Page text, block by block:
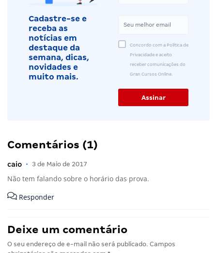
Cadastre-se e
receba as
notícias em
destaque da
semana, dicas,
novidades e
muito mais.
Concordo com a Política de
Privacidade e aceito
receber comunicações do
Gran Cursos Online.
Comentários (1)
caio • 3 de Maio de 2017
Não tem falando sobre o horário das prova.
Responder
Deixe um comentário
O seu endereço de e-mail não será publicado. Campos